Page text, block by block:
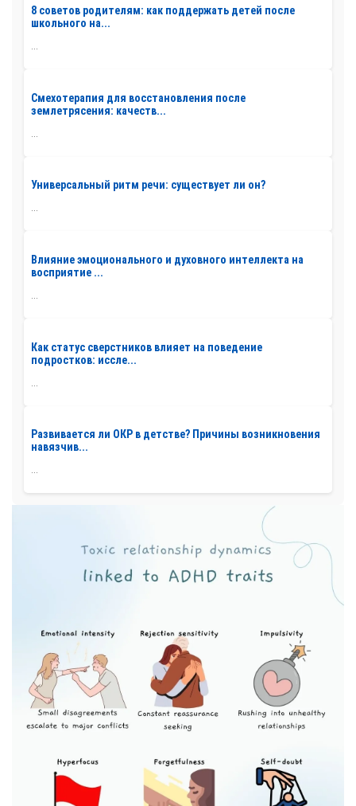
8 советов родителям: как поддержать детей после
школьного на...
...
Смехотерапия для восстановления после
землетрясения: качеств...
Универсальный ритм речи: существует ли он?
...
Влияние эмоционального и духовного интеллекта на
восприятие ...
...
Как статус сверстников влияет на поведение
подростков: иссле...
Развивается ли ОКР в детстве? Причины возникновения
навязчив...
...